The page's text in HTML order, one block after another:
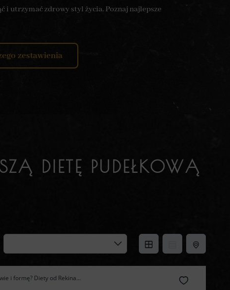
i utrzymać zdrowy styl życia. Poznaj najlepsze
zestawienia
DIETĘ PUDEŁKOWĄ
i formę? Diety od Rekina...